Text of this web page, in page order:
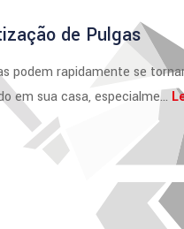
de Pulgas
podem rapidamente se
em sua casa, especialme...